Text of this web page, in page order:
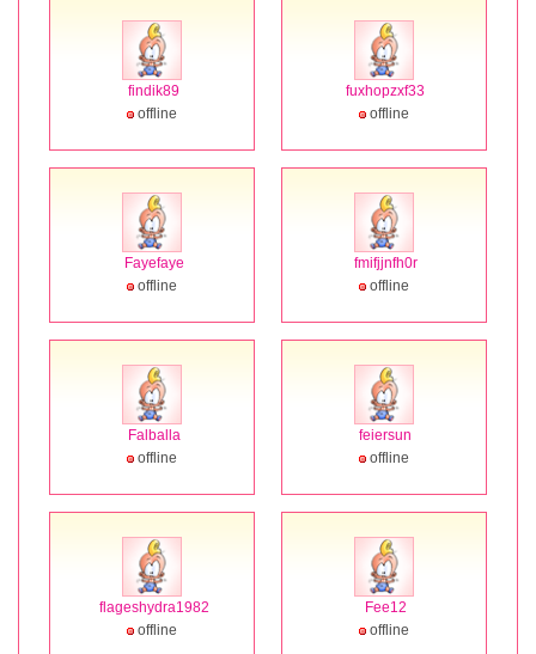
findik89
offline
fuxhopzxf33
offline
Fayefaye
offline
fmifjjnfh0r
offline
Falballa
offline
feiersun
offline
flageshydra1982
offline
Fee12
offline